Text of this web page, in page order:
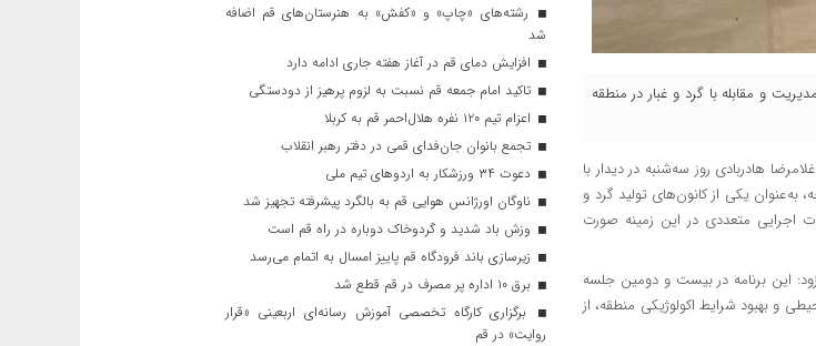
و مقابله با گرد و غبار در منطقه
هادربادی روز سه‌شنبه در دیدار با
یکی از کانون‌های تولید گرد و
اجرایی متعددی در این زمینه صورت
این برنامه در بیست و دومین جلسه
و بهبود شرایط اکولوژیکی منطقه، از
رشته‌های «چاپ» و «کفش» به هنرستان‌های قم اضافه
شد
افزایش دمای قم در آغاز هفته جاری ادامه دارد
تاکید امام جمعه قم نسبت به لزوم پرهیز از دودستگی
اعزام تیم ۱۲۰ نفره هلال‌احمر قم به کربلا
تجمع بانوان جان‌فدای قمی در دفتر رهبر انقلاب
دعوت ۳۴ ورزشکار به اردوهای تیم ملی
ناوگان اورژانس هوایی قم به بالگرد پیشرفته تجهیز شد
وزش باد شدید و گردوخاک دوباره در راه قم است
زیرسازی باند فرودگاه قم پاییز امسال به اتمام می‌رسد
برق ۱۰ اداره پر مصرف در قم قطع شد
برگزاری کارگاه تخصصی آموزش رسانه‌ای اربعینی «قرار
روایت» در قم